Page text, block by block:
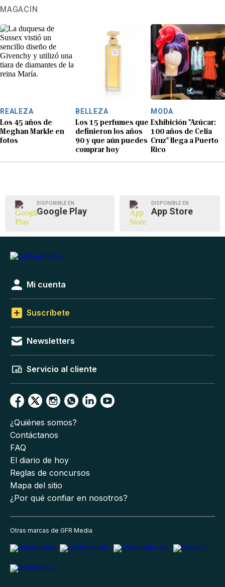
MAGACÍN
REALEZA
Los 45 años de
Meghan Markle en
fotos
BELLEZA
Los 15 perfumes que
definieron los años
90 y que aún puedes
comprar hoy
MODA
Exhibición "Azúcar:
100 años de Celia
Cruz" llega a Puerto
Rico
DISPONIBLE EN
Google Play
DISPONIBLE EN
App Store
Mi cuenta
Suscríbete
Newsletters
Servicio al cliente
¿Quiénes somos?
Contáctanos
FAQ
El diario de hoy
Reglas de concursos
Mapa del sitio
¿Por qué confiar en nosotros?
Otras marcas de GFR Media